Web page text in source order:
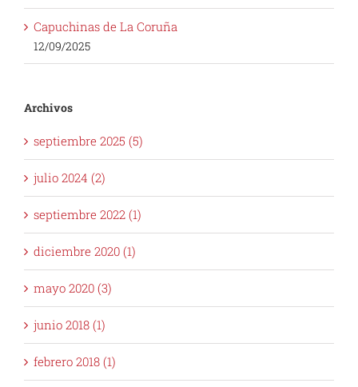
Capuchinas de La Coruña
12/09/2025
Archivos
septiembre 2025 (5)
julio 2024 (2)
septiembre 2022 (1)
diciembre 2020 (1)
mayo 2020 (3)
junio 2018 (1)
febrero 2018 (1)